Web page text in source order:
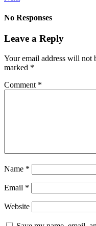
No Responses
Leave a Reply
Your email address will not
marked *
Comment *
Name *
Email *
Website